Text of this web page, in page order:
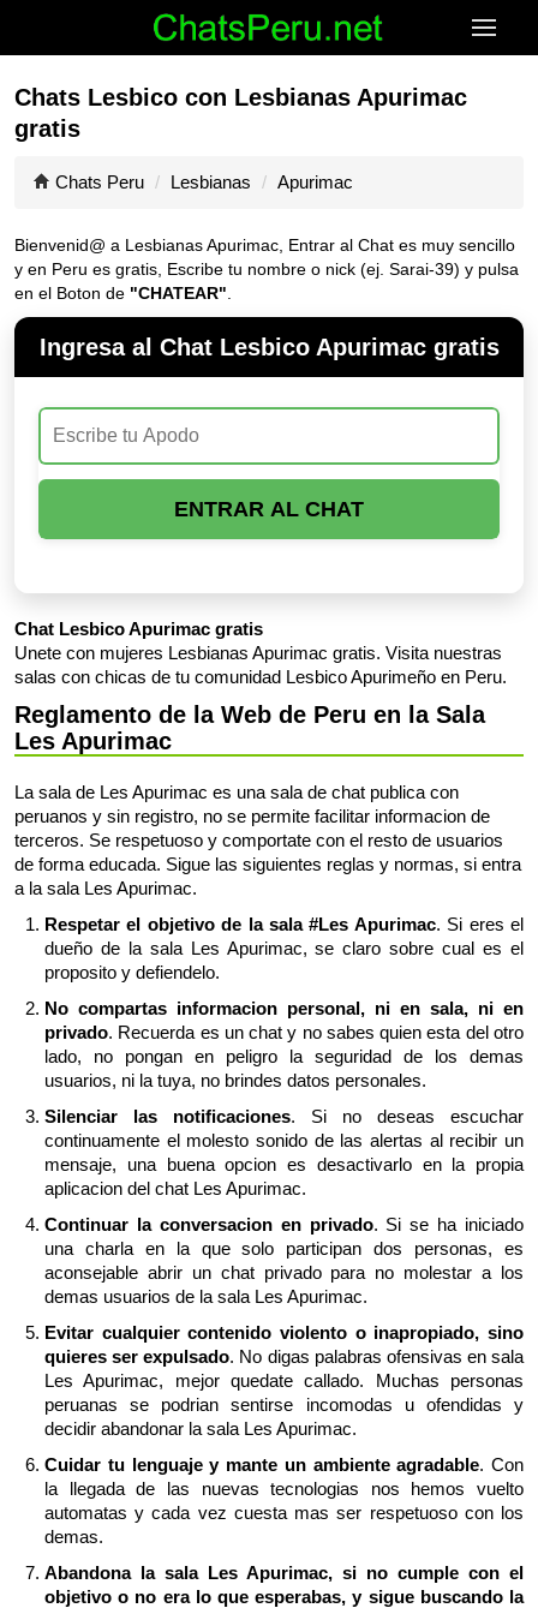
Chats Lesbico con Lesbianas Apurimac
gratis
Chats Peru Lesbianas Apurimac
Bienvenid@ a Lesbianas Apurimac, Entrar al Chat es muy sencillo
y en Peru es gratis, Escribe tu nombre o nick (ej. Sarai-39) y pulsa
en el Boton de "CHATEAR"
Ingresa al Chat Lesbico Apurimac gratis
ENTRAR AL CHAT
Chat Lesbico Apurimac gratis
Unete con mujeres Lesbianas Apurimac gratis. Visita nuestras
salas con chicas de tu comunidad Lesbico Apurimeño en Peru.
Reglamento de la Web de Peru en la Sala
Les Apurimac
La sala de Les Apurimac es una sala de chat publica con
peruanos y sin registro, no se permite facilitar informacion de
terceros. Se respetuoso y comportate con el resto de usuarios
de forma educada. Sigue las siguientes reglas y normas, si entra
a la sala Les Apurimac.
Respetar el objetivo de la sala #Les Apurimac. Si eres el
dueño de la sala Les Apurimac, se claro sobre cual es el
proposito y defiendelo.
No compartas informacion personal, ni en sala, ni en
privado. Recuerda es un chat y no sabes quien esta del otro
lado, no pongan en peligro la seguridad de los demas
usuarios, ni la tuya, no brindes datos personales.
Silenciar las notificaciones. Si no deseas escuchar
continuamente el molesto sonido de las alertas al recibir un
mensaje, una buena opcion es desactivarlo en la propia
aplicacion del chat Les Apurimac.
Continuar la conversacion en privado. Si se ha iniciado
una charla en la que solo participan dos personas, es
aconsejable abrir un chat privado para no molestar a los
demas usuarios de la sala Les Apurimac.
Evitar cualquier contenido violento o inapropiado, sino
quieres ser expulsado. No digas palabras ofensivas en sala
Les Apurimac, mejor quedate callado. Muchas personas
peruanas se podrian sentirse incomodas u ofendidas y
decidir abandonar la sala Les Apurimac.
Cuidar tu lenguaje y mante un ambiente agradable. Con
la llegada de las nuevas tecnologias nos hemos vuelto
automatas y cada vez cuesta mas ser respetuoso con los
demas.
Abandona la sala Les Apurimac, si no cumple con el
objetivo o no era lo que esperabas, y sigue buscando la